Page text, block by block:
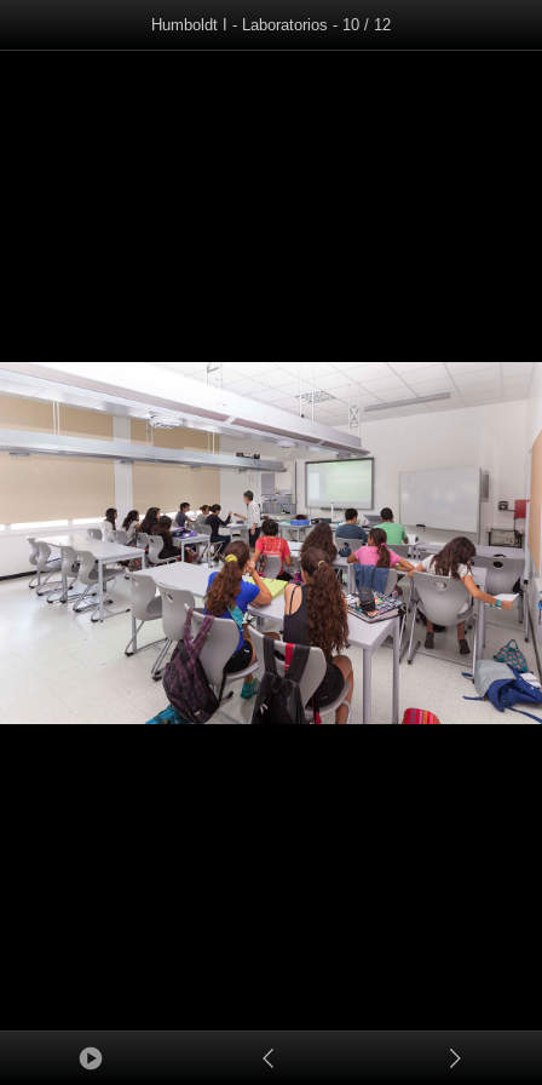
Humboldt I - Laboratorios - 10 / 12